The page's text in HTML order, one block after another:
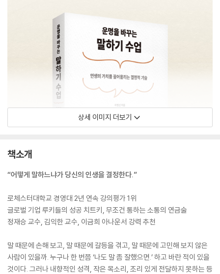
상세 이미지 더보기
책소개
“어떻게 말하느냐가 당신의 인생을 결정한다.”
로체스터대학교 경영대 2년 연속 강의평가 1위
글로벌 기업 루키들의 성공 치트키, 무조건 통하는 소통의 연금술
정재승 교수, 김익한 교수, 이금희 아나운서 강력 추천
말 때문에 손해 보고, 말 때문에 갈등을 겪고, 말 때문에 고민해 보지 않은
사람이 있을까. 누구나 한 번쯤 ‘나도 말 좀 잘했으면.’ 하고 바란 적이 있을
것이다. 그러나 내향적인 성격, 작은 목소리, 조리 있게 전달하지 못하는 등